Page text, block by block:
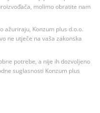
molimo obratite nam
ažuriraju, Konzum plus d.o.o.
ne utječe na vaša zakonska
potrebe, a nije ih dozvoljeno
suglasnosti Konzum plus